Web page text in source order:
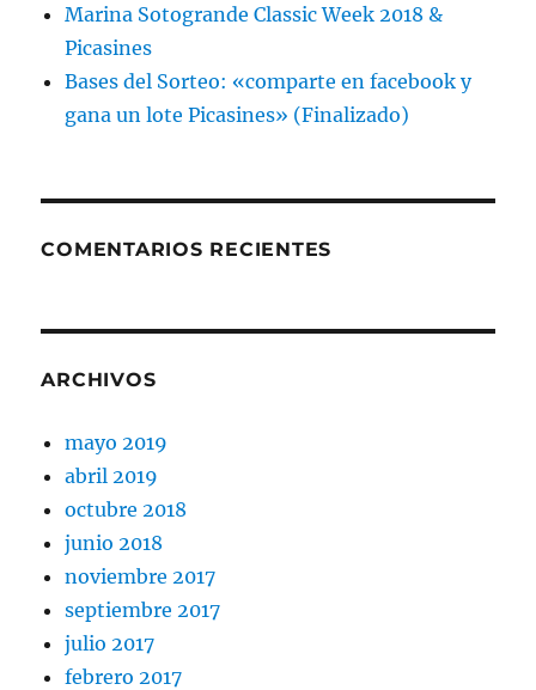
Marina Sotogrande Classic Week 2018 &
Picasines
Bases del Sorteo: «comparte en facebook y
gana un lote Picasines» (Finalizado)
COMENTARIOS RECIENTES
ARCHIVOS
mayo 2019
abril 2019
octubre 2018
junio 2018
noviembre 2017
septiembre 2017
julio 2017
febrero 2017